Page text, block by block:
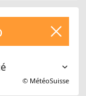
© MétéoSuisse